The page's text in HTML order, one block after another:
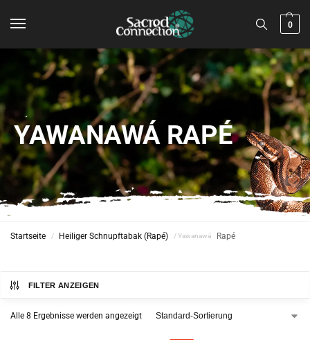
0
YAWANAWÁ RAPÉ
Startseite / Heiliger Schnupftabak (Rapé) / Yawanawá Rapé
FILTER ANZEIGEN
Alle 8 Ergebnisse werden angezeigt